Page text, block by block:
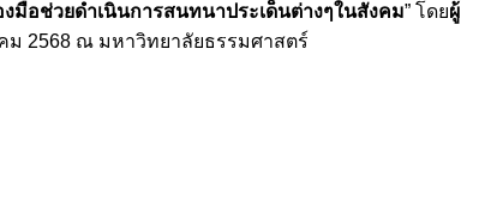
มือช่วยดำเนินการสนทนาประเด็นต่างๆในสังคม” โดยผู้
ม 2568 ณ มหาวิทยาลัยธรรมศาสตร์